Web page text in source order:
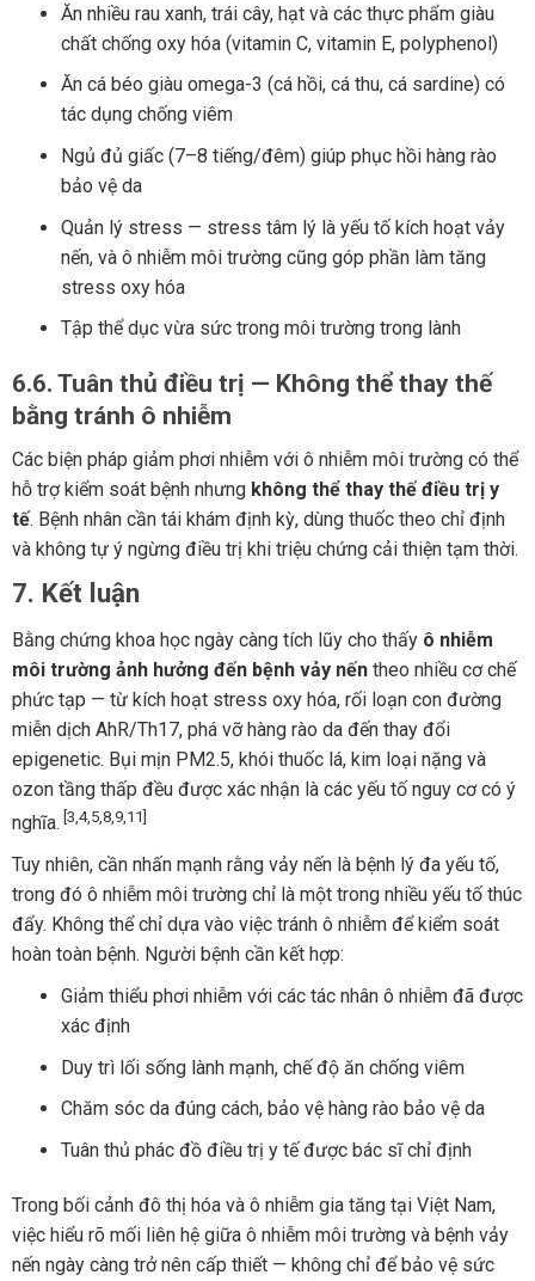
Ăn nhiều rau xanh, trái cây, hạt và các thực phẩm giàu
chất chống oxy hóa (vitamin C, vitamin E, polyphenol)
Ăn cá béo giàu omega-3 (cá hồi, cá thu, cá sardine) có
tác dụng chống viêm
Ngủ đủ giấc (7–8 tiếng/đêm) giúp phục hồi hàng rào
bảo vệ da
Quản lý stress — stress tâm lý là yếu tố kích hoạt vảy
nến, và ô nhiễm môi trường cũng góp phần làm tăng
stress oxy hóa
Tập thể dục vừa sức trong môi trường trong lành
6.6. Tuân thủ điều trị — Không thể thay thế
bằng tránh ô nhiễm
Các biện pháp giảm phơi nhiễm với ô nhiễm môi trường có thể
hỗ trợ kiểm soát bệnh nhưng không thể thay thế điều trị y
tế. Bệnh nhân cần tái khám định kỳ, dùng thuốc theo chỉ định
và không tự ý ngừng điều trị khi triệu chứng cải thiện tạm thời.
7. Kết luận
Bằng chứng khoa học ngày càng tích lũy cho thấy ô nhiễm
môi trường ảnh hưởng đến bệnh vảy nếntheo nhiều cơ chế
phức tạp — từ kích hoạt stress oxy hóa, rối loạn con đường
miễn dịch AhR/Th17, phá vỡ hàng rào da đến thay đổi
epigenetic. Bụi mịn PM2.5, khói thuốc lá, kim loại nặng và
ozon tầng thấp đều được xác nhận là các yếu tố nguy cơ có ý
nghĩa. [3,4,5,8,9,11]
Tuy nhiên, cần nhấn mạnh rằng vảy nến là bệnh lý đa yếu tố,
trong đó ô nhiễm môi trường chỉ là một trong nhiều yếu tố thúc
đẩy. Không thể chỉ dựa vào việc tránh ô nhiễm để kiểm soát
hoàn toàn bệnh. Người bệnh cần kết hợp:
Giảm thiểu phơi nhiễm với các tác nhân ô nhiễm đã được
xác định
Duy trì lối sống lành mạnh, chế độ ăn chống viêm
Chăm sóc da đúng cách, bảo vệ hàng rào bảo vệ da
Tuân thủ phác đồ điều trị y tế được bác sĩ chỉ định
Trong bối cảnh đô thị hóa và ô nhiễm gia tăng tại Việt Nam,
việc hiểu rõ mối liên hệ giữa ô nhiễm môi trường và bệnh vảy
nến ngày càng trở nên cấp thiết — không chỉ để bảo vệ sức